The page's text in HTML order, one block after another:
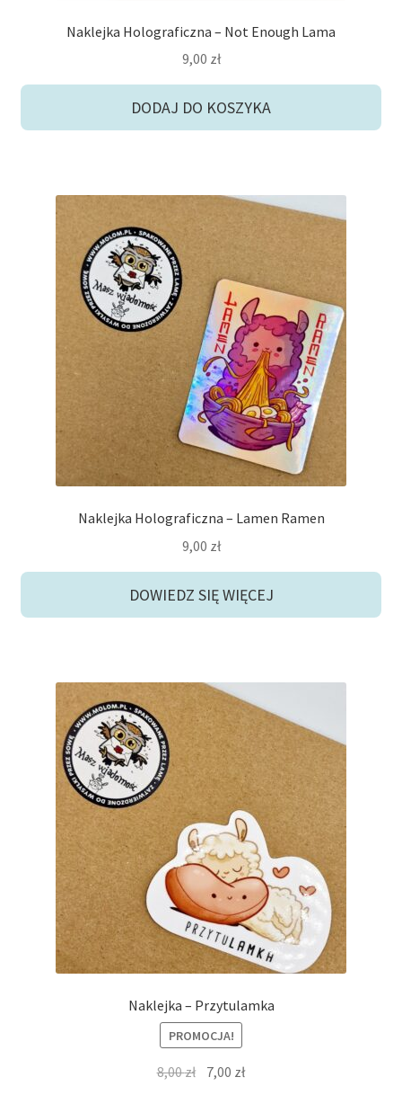
Naklejka Holograficzna – Not Enough Lama
9,00 zł
DODAJ DO KOSZYKA
Naklejka Holograficzna – Lamen Ramen
9,00 zł
DOWIEDZ SIĘ WIĘCEJ
Naklejka – Przytulamka
PROMOCJA!
8,00zł Pierwotna
7,00 złAktualna